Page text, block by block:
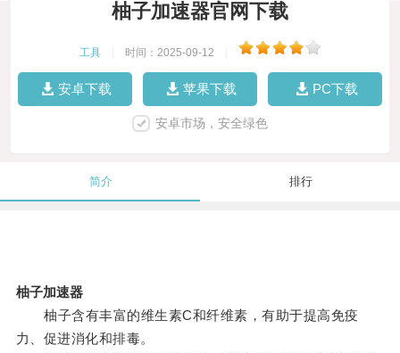
柚子加速器官网下载
工具 时间：2025-09-12
安卓下载 苹果下载 PC下载
安卓市场，安全绿色
简介 排行
柚子加速器
柚子含有丰富的维生素C和纤维素，有助于提高免疫
力、促进消化和排毒。